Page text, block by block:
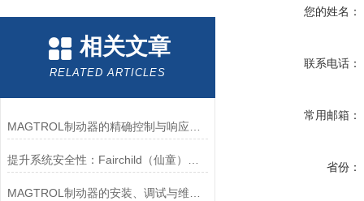
相关文章
RELATED ARTICLES
您的姓名：
联系电话：
常用邮箱：
省份：